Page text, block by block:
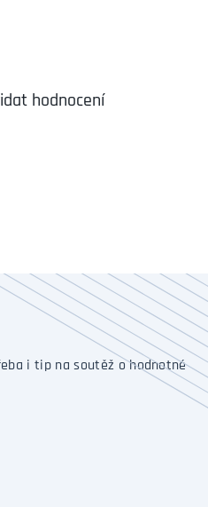
hodnocení
i tip na soutěž o hodnotné